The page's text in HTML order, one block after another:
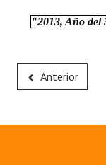
"2013, Año del
Anterior